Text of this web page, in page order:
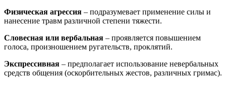
Физическая агрессия – подразумевает применение силы и
нанесение травм различной степени тяжести.
Словесная или вербальная – проявляется повышением
голоса, произношением ругательств, проклятий.
Экспрессивная – предполагает использование невербальных
средств общения (оскорбительных жестов, различных гримас).